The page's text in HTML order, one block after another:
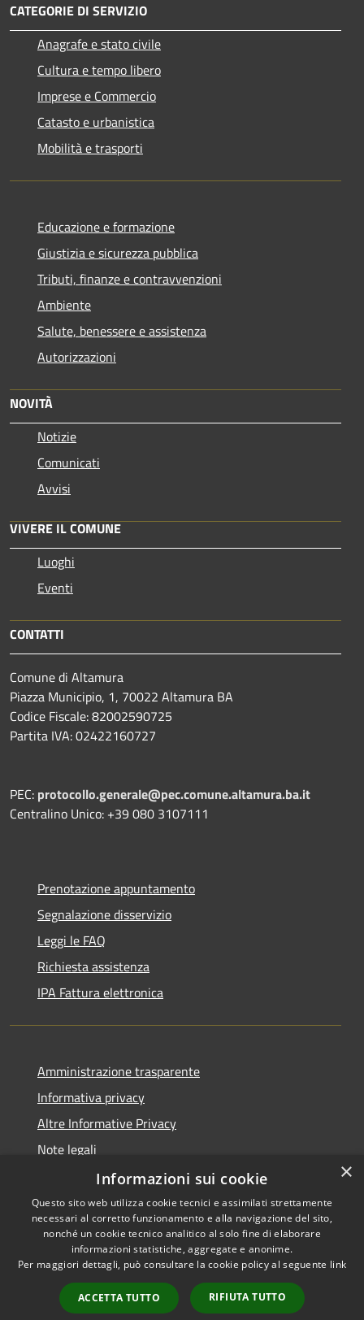
CATEGORIE DI SERVIZIO
Anagrafe e stato civile
Cultura e tempo libero
Imprese e Commercio
Catasto e urbanistica
Mobilità e trasporti
Educazione e formazione
Giustizia e sicurezza pubblica
Tributi, finanze e contravvenzioni
Ambiente
Salute, benessere e assistenza
Autorizzazioni
NOVITÀ
Notizie
Comunicati
Avvisi
VIVERE IL COMUNE
Luoghi
Eventi
CONTATTI
Comune di Altamura
Piazza Municipio, 1, 70022 Altamura BA
Codice Fiscale: 82002590725
Partita IVA: 02422160727
PEC: protocollo.generale@pec.comune.altamura.ba.it
Centralino Unico: +39 080 3107111
Prenotazione appuntamento
Segnalazione disservizio
Leggi le FAQ
Richiesta assistenza
IPA Fattura elettronica
Amministrazione trasparente
Informativa privacy
Altre Informative Privacy
Note legali
Dichiarazione di accessibilità
RSS
Accessibilità
Copyright © 2026 • Comune di
Municipium•
Accesso
×
Informazioni sui cookie
Questo sito web utilizza cookie tecnici e assimilati strettamente
necessari al corretto funzionamento e alla navigazione del sito,
nonché un cookie tecnico analitico al solo fine di elaborare
informazioni statistiche, aggregate e anonime.
Per maggiori dettagli, può consultare la cookie policy al seguente link
ACCETTA TUTTO RIFIUTA TUTTO